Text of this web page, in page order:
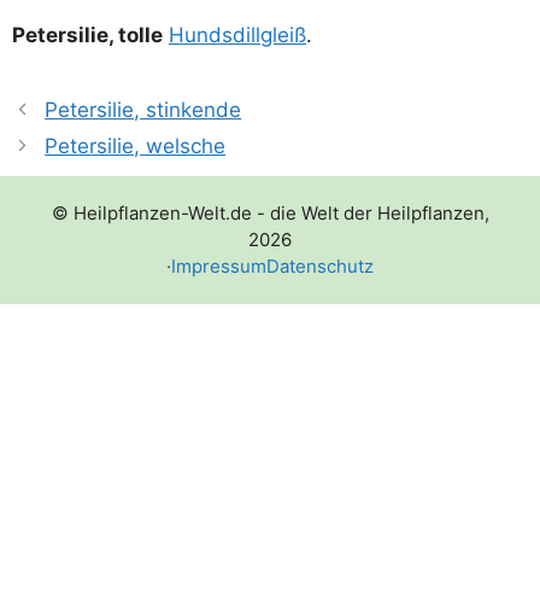
Peter­si­lie, tol­le Hunds­dill­gleiß.
Petersilie, stinkende
Petersilie, welsche
© Heilpflanzen-Welt.de - die Welt der Heilpflanzen,
2026
·ImpressumDatenschutz